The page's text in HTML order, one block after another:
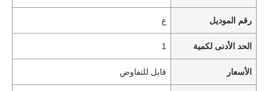
رقم الموديل ع
الحد الأدنى لكمية 1
الأسعار قابل للتفاوض